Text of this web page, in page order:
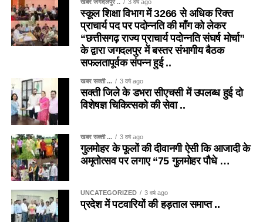
खबर जगदलपुर .. 3 वर्ष ago
स्कूल शिक्षा विभाग में 3266 से अधिक रिक्त
प्राचार्य पद पर पदोन्नति की माँग को लेकर
“छत्तीसगढ़ राज्य प्राचार्य पदोन्नति संघर्ष मोर्चा”
के द्वारा जगदलपुर में बस्तर संभागीय बैठक
सफलतापूर्वक संपन्न हुई ..
खबर सक्ती ... 3 वर्ष ago
सक्ती जिले के डभरा सीएचसी में उपलब्ध हुई दो
विशेषज्ञ चिकित्सको की सेवा ..
खबर सक्ती ... 3 वर्ष ago
गुलमोहर के फूलों की दीवानगी ऐसी कि आजादी के
अमृतोत्सव पर लगाए “75 गुलमोहर पौधे …
UNCATEGORIZED 3 वर्ष ago
प्रदेश में पटवारियों की हड़ताल समाप्त ..